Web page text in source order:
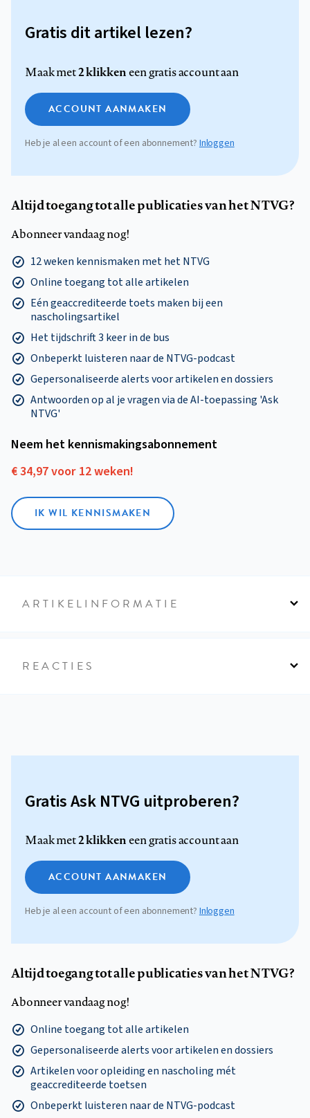
Gratis dit artikel lezen?
Maak met2 klikkeneen gratis account aan
ACCOUNT AANMAKEN
Heb je al een account of een abonnement? Inloggen
Altijd toegang tot alle publicaties van het NTVG?
Abonneer vandaag nog!
12 weken kennismaken met het NTVG
Online toegang tot alle artikelen
Eén geaccrediteerde toets maken bij een
nascholingsartikel
Het tijdschrift 3 keer in de bus
Onbeperkt luisteren naar de NTVG-podcast
Gepersonaliseerde alerts voor artikelen en dossiers
Antwoorden op al je vragen via de AI-toepassing 'Ask
NTVG'
Neem het kennismakings­abonnement
€ 34,97 voor 12 weken!
IK WIL KENNISMAKEN
ARTIKELINFORMATIE
REACTIES
Gratis Ask NTVG uitproberen?
Maak met2 klikkeneen gratis account aan
ACCOUNT AANMAKEN
Heb je al een account of een abonnement?Inloggen
Altijd toegang tot alle publicaties van het NTVG?
Abonneer vandaag nog!
Online toegang tot alle artikelen
Gepersonaliseerde alerts voor artikelen en dossiers
Artikelen voor opleiding en nascholing mét
geaccrediteerde toetsen
Onbeperkt luisteren naar de NTVG-podcast